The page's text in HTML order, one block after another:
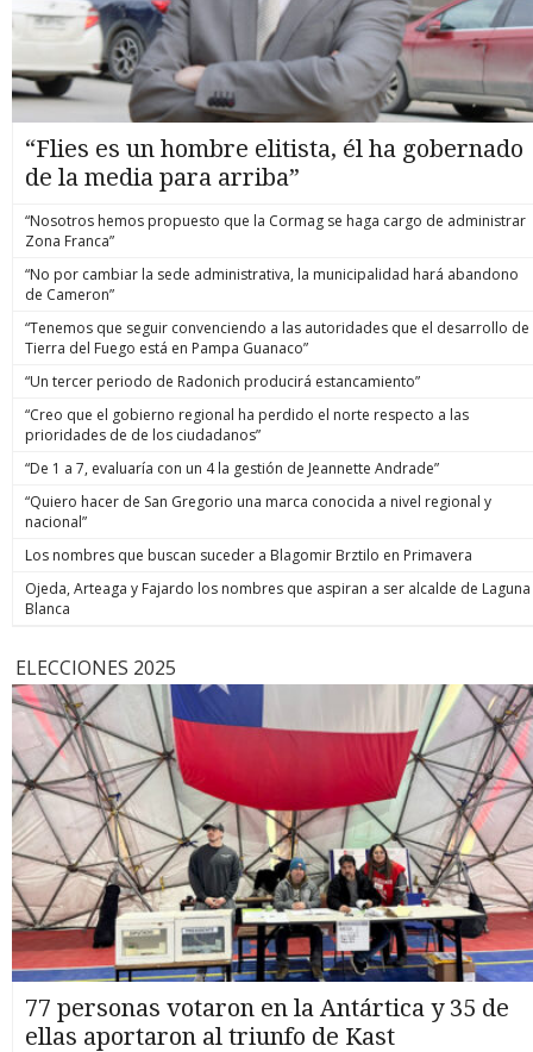
“Flies es un hombre elitista, él ha gobernado
de la media para arriba”
“Nosotros hemos propuesto que la Cormag se haga cargo de administrar
Zona Franca”
“No por cambiar la sede administrativa, la municipalidad hará abandono
de Cameron”
“Tenemos que seguir convenciendo a las autoridades que el desarrollo de
Tierra del Fuego está en Pampa Guanaco”
“Un tercer periodo de Radonich producirá estancamiento”
“Creo que el gobierno regional ha perdido el norte respecto a las
prioridades de de los ciudadanos”
“De 1 a 7, evaluaría con un 4 la gestión de Jeannette Andrade”
“Quiero hacer de San Gregorio una marca conocida a nivel regional y
nacional”
Los nombres que buscan suceder a Blagomir Brztilo en Primavera
Ojeda, Arteaga y Fajardo los nombres que aspiran a ser alcalde de Laguna
Blanca
ELECCIONES 2025
77 personas votaron en la Antártica y 35 de
ellas aportaron al triunfo de Kast